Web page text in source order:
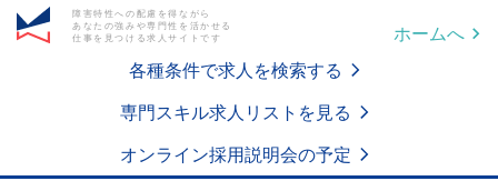
障害特性への配慮を得ながら
あなたの強みや専門性を活かせる
仕事を見つける求人サイトです
ホームへ
各種条件で求人を検索する
専門スキル求人リストを見る
オンライン採用説明会の予定